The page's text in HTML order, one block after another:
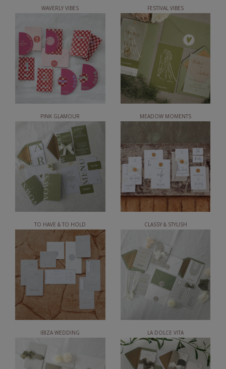
WAVERLY VIBES FESTIVAL VIBES
PINK GLAMOUR MEADOW MOMENTS
TO HAVE & TO HOLD CLASSY & STYLISH
IBIZA WEDDING LA DOLCE VITA